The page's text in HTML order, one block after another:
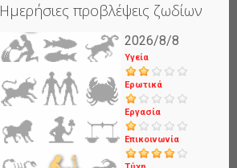
Ημερήσιες προβλέψεις ζωδίων
2026/8/8
Υγεία
Ερωτικά
Εργασία
Επικοινωνία